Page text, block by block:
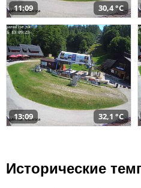
11:09 30,4 °C
13:09 32,1 °C
Исторические